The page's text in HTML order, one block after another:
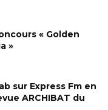
« Golden
»
sur Express Fm en
ARCHIBAT du